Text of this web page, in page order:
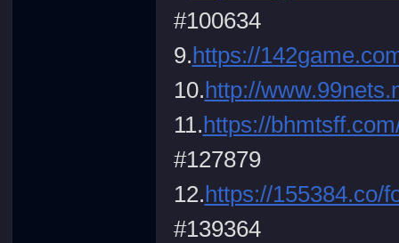
#100634
9.https://
10.http://
11.https://
#127879
12.https://155384.co/
#139364